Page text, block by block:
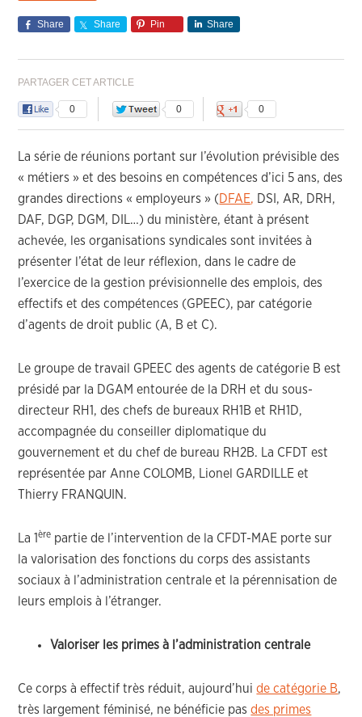
Share Share Pin Share
PARTAGER CET ARTICLE
0 0 0
La série de réunions portant sur l’évolution prévisible des
« métiers » et des besoins en compétences d’ici 5 ans, des
grandes directions « employeurs » ( DFAE, DSI, AR, DRH,
DAF, DGP, DGM, DIL…) du ministère, étant à présent
achevée, les organisations syndicales sont invitées à
présenter l’état de leur réflexion, dans le cadre de
l’exercice de la gestion prévisionnelle des emplois, des
effectifs et des compétences (GPEEC), par catégorie
d’agents de droit public (A, B et C).
Le groupe de travail GPEEC des agents de catégorie B est
présidé par la DGAM entourée de la DRH et du sous-
directeur RH1, des chefs de bureaux RH1B et RH1D,
accompagnée du conseiller diplomatique du
gouvernement et du chef de bureau RH2B. La CFDT est
représentée par Anne COLOMB, Lionel GARDILLE et
Thierry FRANQUIN.
La 1ère partie de l’intervention de la CFDT-MAE porte sur
la valorisation des fonctions du corps des assistants
sociaux à l’administration centrale et la pérennisation de
leurs emplois à l’étranger.
Valoriser les primes à l’administration centrale
Ce corps à effectif très réduit, aujourd’huide catégorie B,
très largement féminisé, ne bénéficie pasdes primes